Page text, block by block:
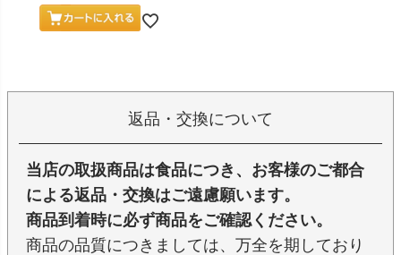
返品・交換について
当店の取扱商品は食品につき、お客様のご都合
による返品・交換はご遠慮願います。
商品到着時に必ず商品をご確認ください。
商品の品質につきましては、万全を期しており